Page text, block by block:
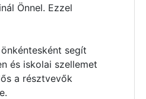
Önnel. Ezzel
segít
és iskolai szellemet
a résztvevők